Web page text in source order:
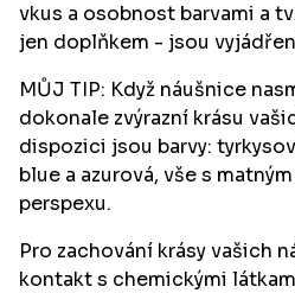
vkus a osobnost barvami a
jen doplňkem - jsou
MŮJ TIP: Když náušnice
dokonale zvýrazní krásu
dispozici jsou barvy:
blue a azurová, vše s
perspexu.
Pro zachování krásy vašich
kontakt s chemickými